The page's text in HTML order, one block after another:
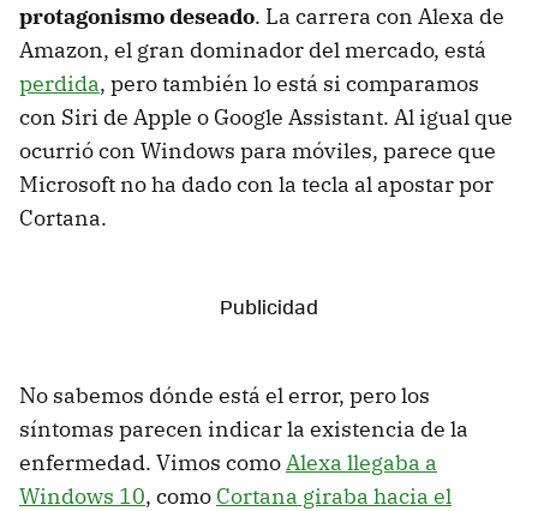
protagonismo deseado. La carrera con Alexa de
Amazon, el gran dominador del mercado, está
perdida, pero también lo está si comparamos
con Siri de Apple o Google Assistant. Al igual que
ocurrió con Windows para móviles, parece que
Microsoft no ha dado con la tecla al apostar por
Cortana.
No sabemos dónde está el error, pero los
síntomas parecen indicar la existencia de la
enfermedad. Vimos comoAlexa llegaba a
Windows 10, como Cortana giraba hacia el